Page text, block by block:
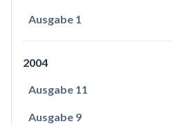
Ausgabe 1
2004
Ausgabe 11
Ausgabe 9